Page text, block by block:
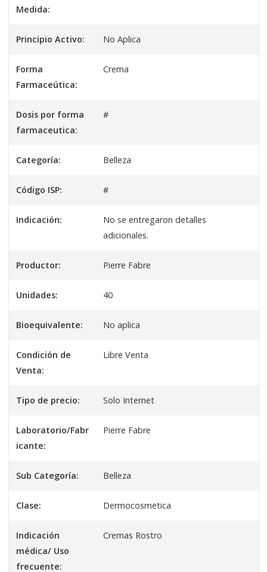
Medida:
Principio Activo: No Aplica
Forma
Farmaceútica:
Crema
Dosis por forma
farmaceutica:
#
Categoría: Belleza
Código ISP: #
Indicación:
No se entregaron detalles
adicionales.
Productor: Pierre Fabre
Unidades: 40
Bioequivalente: No aplica
Condición de
Venta:
Libre Venta
Tipo de precio: Solo Internet
Laboratorio/Fabr
icante:
Pierre Fabre
Sub Categoría: Belleza
Clase: Dermocosmetica
Indicación
médica/ Uso
frecuente:
Cremas Rostro